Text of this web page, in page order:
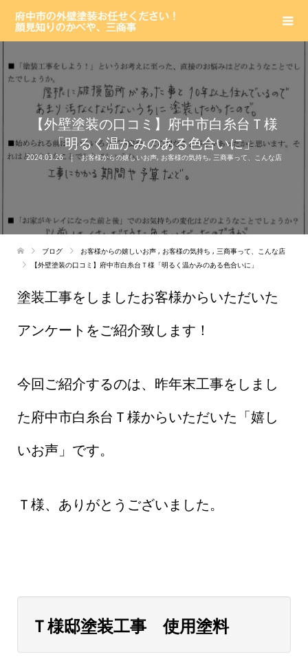
【外壁塗装の口コミ】府中市白糸台Ｔ様
「明るく温かみのある色合いに」
2024.03.26 お客様からの嬉しいお声, お客様の気持ち, 三商事って、こんな店
ブログ お客様からの嬉しいお声 , お客様の気持ち , 三商事って、こんな店
【外壁塗装の口コミ】府中市白糸台Ｔ様「明るく温かみのある色合いに」
塗装工事をしましたお客様からいただいた
アンケートをご紹介致します！
今回ご紹介するのは、昨年末工事をしまし
た府中市白糸台Ｔ様からいただいた「嬉し
いお声」です。
Ｔ様、ありがとうございました。
Ｔ様邸塗装工事 使用塗料